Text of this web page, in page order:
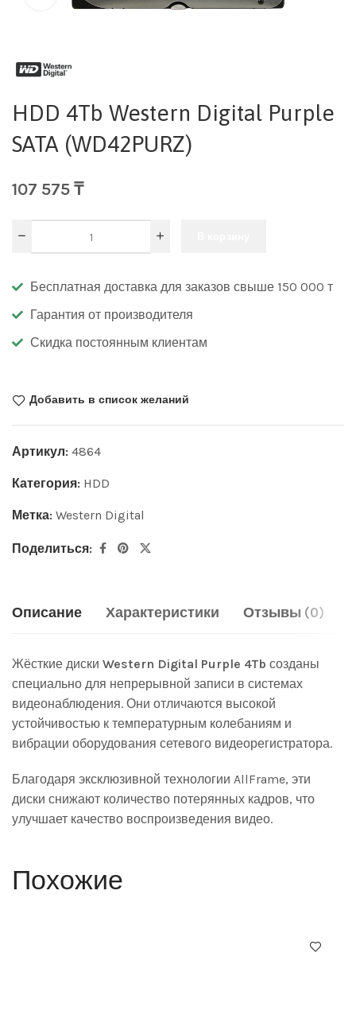
HDD 4Tb Western Digital Purple
SATA (WD42PURZ)
107 575₸
Бесплатная доставка для заказов свыше 150 000 т
Гарантия от производителя
Скидка постоянным клиентам
Добавить в список желаний
Артикул: 4864
Категория: HDD
Метка: Western Digital
Поделиться:
Описание Характеристики Отзывы (0)
Жёсткие диски Western Digital Purple 4Tb созданы
специально для непрерывной записи в системах
видеонаблюдения. Они отличаются высокой
устойчивостью к температурным колебаниям и
вибрации оборудования сетевого видеорегистратора.
Благодаря эксклюзивной технологии AllFrame, эти
диски снижают количество потерянных кадров, что
улучшает качество воспроизведения видео.
Похожие